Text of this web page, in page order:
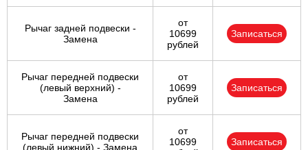
Рычаг задней подвески -
Замена
от
10699
рублей
Записаться
Рычаг передней подвески
(левый верхний) -
Замена
от
10699
рублей
Записаться
Рычаг передней подвески
(левый нижний) - Замена
от
10699
Записаться